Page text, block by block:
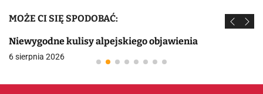
MOŻE CI SIĘ SPODOBAĆ:
Niewygodne kulisy alpejskiego objawienia
6 sierpnia 2026